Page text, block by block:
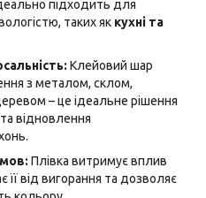
підходить для
таких як кухні та
Клейовий шар
з металом, склом,
– це ідеальне рішення
відновлення
Плівка витримує вплив
від вигорання та дозволяє